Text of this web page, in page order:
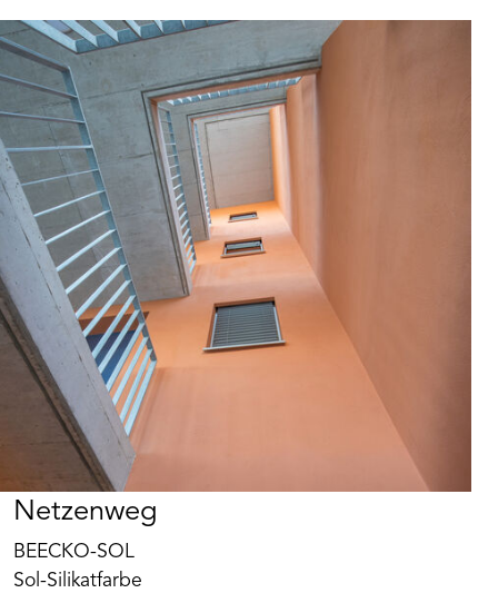
Reine Silikatfarbe nach VOB/C DIN 18363 2.4.1.
ohne organische Anteile. Unübertroffen
dauerhaft, wasserdampfdurchlässig und
ökologisch verträglich. Für deckende oder
lasierende Mineralanstriche im Innen- und
Außenbereich.
Produkt merken
Netzenweg
BEECKO-SOL
Sol-Silikatfarbe